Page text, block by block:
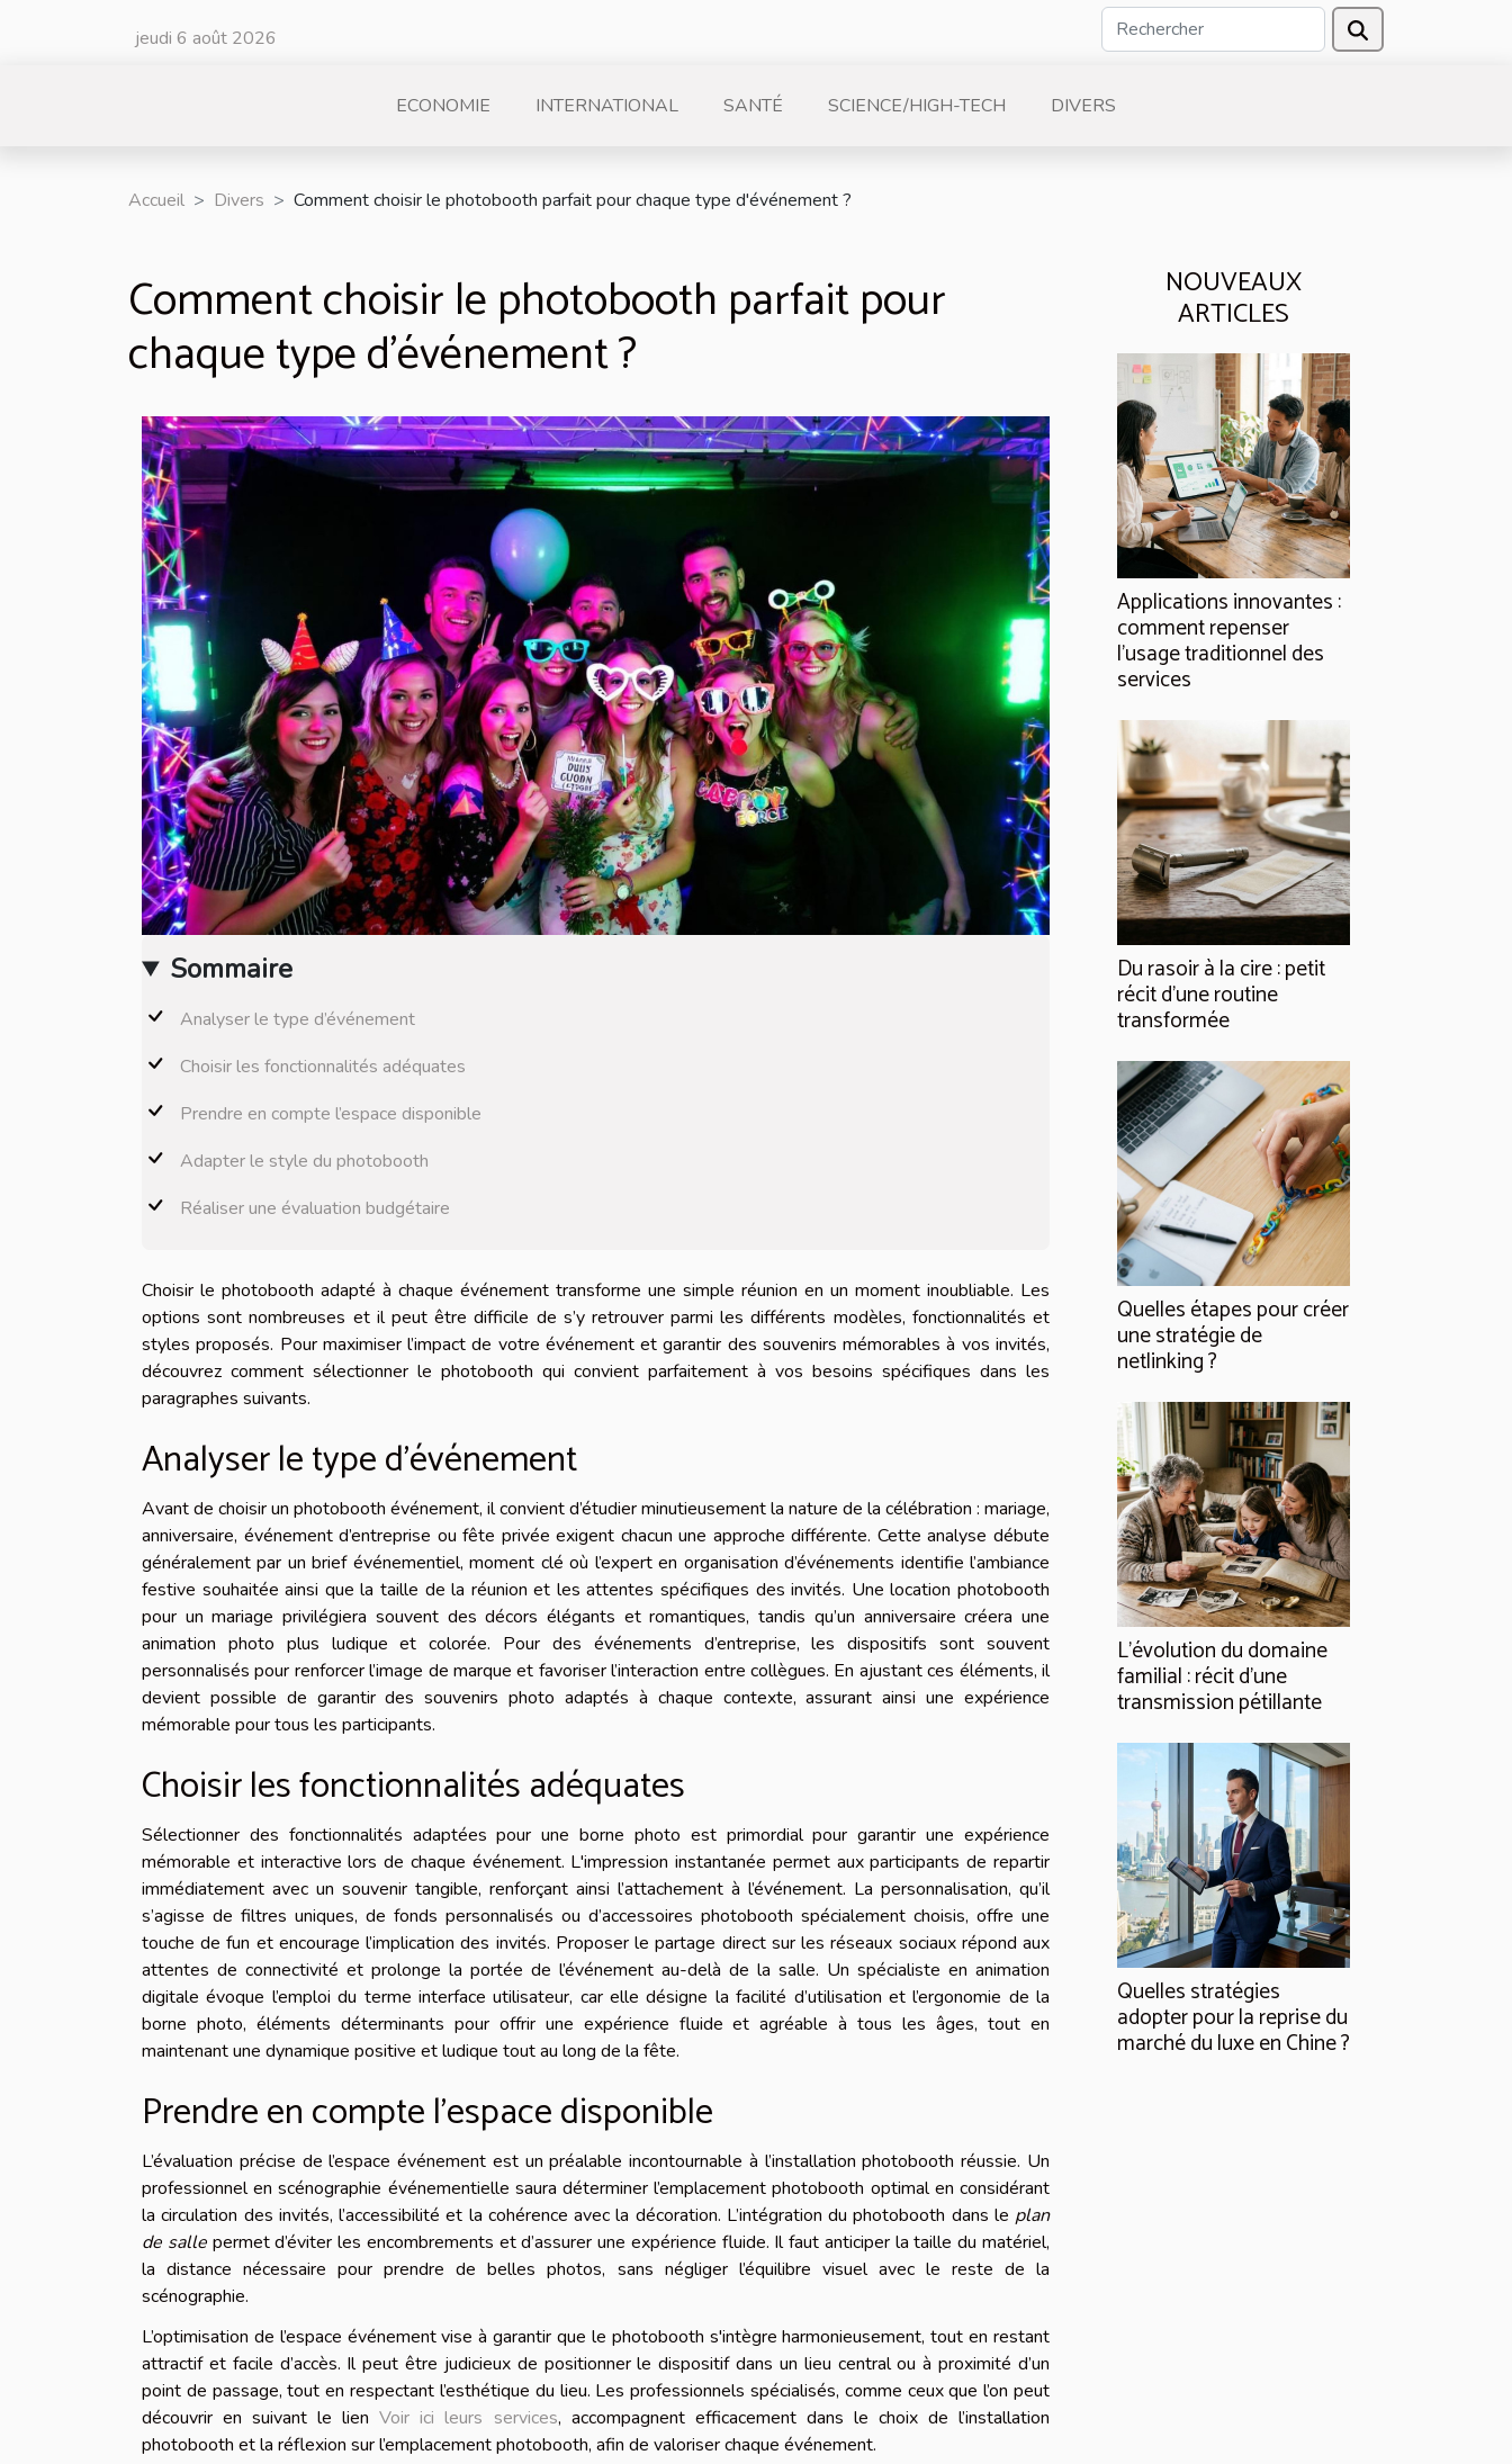
jeudi 6 août 2026
ECONOMIE INTERNATIONAL SANTÉ SCIENCE/HIGH-TECH DIVERS
Accueil Divers Comment choisir le photobooth parfait pour chaque type d'événement ?
Comment choisir le photobooth parfait pour
chaque type d'événement ?
Sommaire
Analyser le type d’événement
Choisir les fonctionnalités adéquates
Prendre en compte l’espace disponible
Adapter le style du photobooth
Réaliser une évaluation budgétaire
Choisir le photobooth adapté à chaque événement transforme une simple réunion en un moment inoubliable. Les
options sont nombreuses et il peut être difficile de s’y retrouver parmi les différents modèles, fonctionnalités et
styles proposés. Pour maximiser l’impact de votre événement et garantir des souvenirs mémorables à vos invités,
découvrez comment sélectionner le photobooth qui convient parfaitement à vos besoins spécifiques dans les
paragraphes suivants.
Analyser le type d’événement
Avant de choisir un photobooth événement, il convient d’étudier minutieusement la nature de la célébration : mariage,
anniversaire, événement d’entreprise ou fête privée exigent chacun une approche différente. Cette analyse débute
généralement par un brief événementiel, moment clé où l’expert en organisation d’événements identifie l’ambiance
festive souhaitée ainsi que la taille de la réunion et les attentes spécifiques des invités. Une location photobooth
pour un mariage privilégiera souvent des décors élégants et romantiques, tandis qu’un anniversaire créera une
animation photo plus ludique et colorée. Pour des événements d’entreprise, les dispositifs sont souvent
personnalisés pour renforcer l’image de marque et favoriser l’interaction entre collègues. En ajustant ces éléments, il
devient possible de garantir des souvenirs photo adaptés à chaque contexte, assurant ainsi une expérience
mémorable pour tous les participants.
Choisir les fonctionnalités adéquates
Sélectionner des fonctionnalités adaptées pour une borne photo est primordial pour garantir une expérience
mémorable et interactive lors de chaque événement. L'impression instantanée permet aux participants de repartir
immédiatement avec un souvenir tangible, renforçant ainsi l’attachement à l’événement. La personnalisation, qu’il
s’agisse de filtres uniques, de fonds personnalisés ou d’accessoires photobooth spécialement choisis, offre une
touche de fun et encourage l’implication des invités. Proposer le partage direct sur les réseaux sociaux répond aux
attentes de connectivité et prolonge la portée de l’événement au-delà de la salle. Un spécialiste en animation
digitale évoque l’emploi du terme interface utilisateur, car elle désigne la facilité d’utilisation et l’ergonomie de la
borne photo, éléments déterminants pour offrir une expérience fluide et agréable à tous les âges, tout en
maintenant une dynamique positive et ludique tout au long de la fête.
Prendre en compte l’espace disponible
L’évaluation précise de l’espace événement est un préalable incontournable à l’installation photobooth réussie. Un
professionnel en scénographie événementielle saura déterminer l’emplacement photobooth optimal en considérant
la circulation des invités, l’accessibilité et la cohérence avec la décoration. L’intégration du photobooth dans le plan
de sallepermet d’éviter les encombrements et d’assurer une expérience fluide. Il faut anticiper la taille du matériel,
la distance nécessaire pour prendre de belles photos, sans négliger l’équilibre visuel avec le reste de la
scénographie.
L’optimisation de l’espace événement vise à garantir que le photobooth s'intègre harmonieusement, tout en restant
attractif et facile d’accès. Il peut être judicieux de positionner le dispositif dans un lieu central ou à proximité d’un
point de passage, tout en respectant l’esthétique du lieu. Les professionnels spécialisés, comme ceux que l’on peut
découvrir en suivant le lienVoir ici leurs services, accompagnent efficacement dans le choix de l’installation
photobooth et la réflexion sur l’emplacement photobooth, afin de valoriser chaque événement.
NOUVEAUX
ARTICLES
Applications innovantes :
comment repenser
l’usage traditionnel des
services
Du rasoir à la cire : petit
récit d’une routine
transformée
Quelles étapes pour créer
une stratégie de
netlinking ?
L’évolution du domaine
familial : récit d’une
transmission pétillante
Quelles stratégies
adopter pour la reprise du
marché du luxe en Chine ?